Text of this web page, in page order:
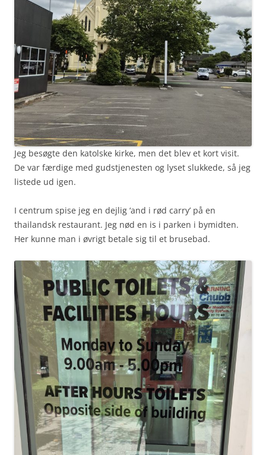
Jeg besøgte den katolske kirke, men det blev et kort visit.
De var færdige med gudstjenesten og lyset slukkede, så jeg
listede ud igen.
I centrum spise jeg en dejlig ‘and i rød carry’ på en
thailandsk restaurant. Jeg nød en is i parken i bymidten.
Her kunne man i øvrigt betale sig til et brusebad.